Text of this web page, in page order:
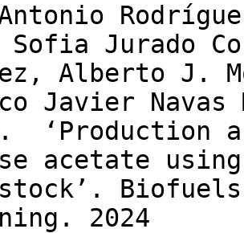
Sofia Jurado
Alberto J.
Javier
‘Production
acetate
2024